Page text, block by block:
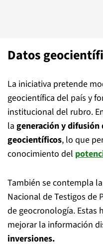
Datos
La iniciativa pretende
geocientífica del país y
institucional del rubro.
la generación y
geocientíficos, lo que
conocimiento del
También se contempla
Nacional de Testigos de
de geocronología. Estas
mejorar la información
inversiones.